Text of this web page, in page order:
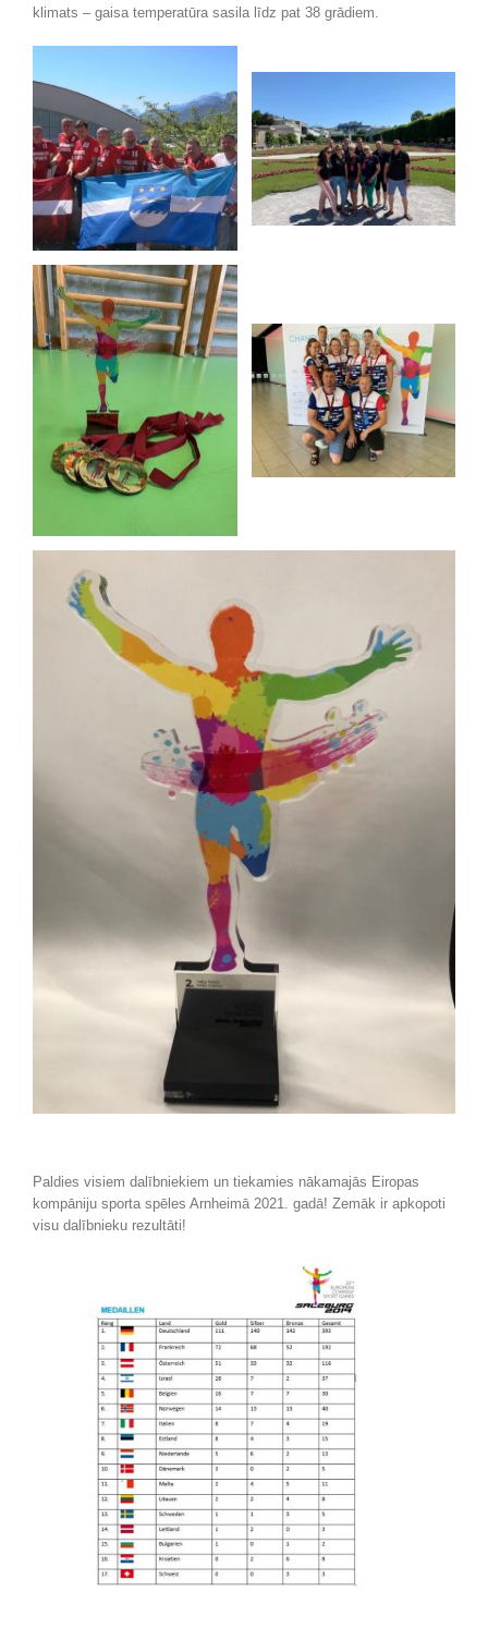
klimats – gaisa temperatūra sasila līdz pat 38 grādiem.
Paldies visiem dalībniekiem un tiekamies nākamajās Eiropas
kompāniju sporta spēles Arnheimā 2021. gadā! Zemāk ir apkopoti
visu dalībnieku rezultāti!